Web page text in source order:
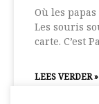
Où les
Les souris
carte. C’est
LEES VERDER »